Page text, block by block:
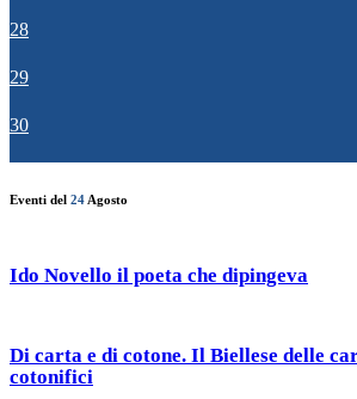
28
29
30
Eventi del 24 Agosto
Ido Novello il poeta che dipingeva
Di carta e di cotone. Il Biellese delle
cotonifici